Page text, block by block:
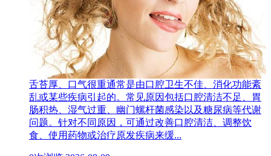
舌苔厚、口气很重通常是由口腔卫生不佳、消化功能紊
乱或某些疾病引起的。常见原因包括口腔清洁不足、胃
肠积热、湿气过重、幽门螺杆菌感染以及糖尿病等代谢
问题。针对不同原因，可通过改善口腔清洁、调整饮
食、使用药物或治疗原发疾病来缓...